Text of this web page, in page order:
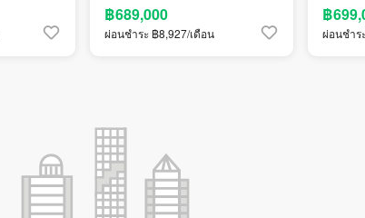
฿689,000
ผ่อนชำระ ฿8,927/เดือน
฿
ผ่อนชำร